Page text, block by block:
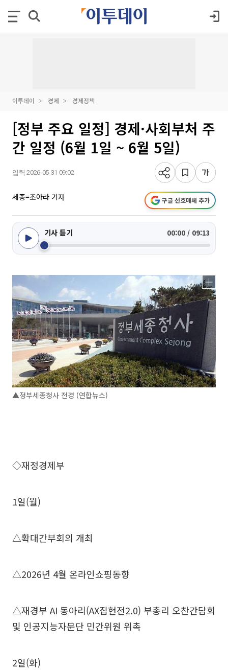
이투데이 경제 경제정책
[정부 주요 일정] 경제·사회부처 주
간 일정 (6월 1일 ~ 6월 5일)
입력 2026-05-31 09:02
세종=조아라 기자 구글 선호매체 추가
기사 듣기 00:00 / 09:13
▲정부세종청사 전경 (연합뉴스)
◇재정경제부
1일(월)
△확대간부회의 개최
△2026년 4월 온라인쇼핑동향
△재경부 AI 동아리(AX집현전2.0) 부총리 오찬간담회
및 인공지능자문단 민간위원 위촉
2일(화)